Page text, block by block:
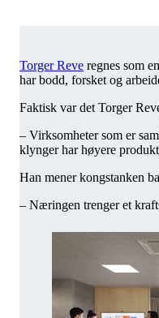
Torger Reve regnes som
har bodd, forsket og
Faktisk var det Torger
– Virksomheter som er
klynger har høyere
Han mener kongstanken
– Næringen trenger et